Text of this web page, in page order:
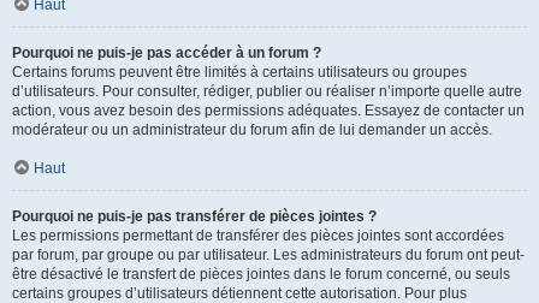
Haut
Pourquoi ne puis-je pas accéder à un forum ?
Certains forums peuvent être limités à certains utilisateurs ou groupes
d’utilisateurs. Pour consulter, rédiger, publier ou réaliser n’importe quelle autre
action, vous avez besoin des permissions adéquates. Essayez de contacter un
modérateur ou un administrateur du forum afin de lui demander un accès.
Haut
Pourquoi ne puis-je pas transférer de pièces jointes ?
Les permissions permettant de transférer des pièces jointes sont accordées
par forum, par groupe ou par utilisateur. Les administrateurs du forum ont peut-
être désactivé le transfert de pièces jointes dans le forum concerné, ou seuls
certains groupes d’utilisateurs détiennent cette autorisation. Pour plus